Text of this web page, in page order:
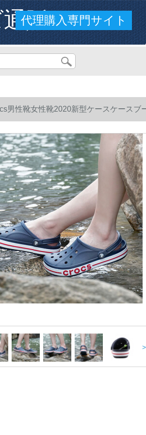
販
代理購入専門サイト
男性靴女性靴2020新型ケースケース
9 W 11/内长さ270 mm
>